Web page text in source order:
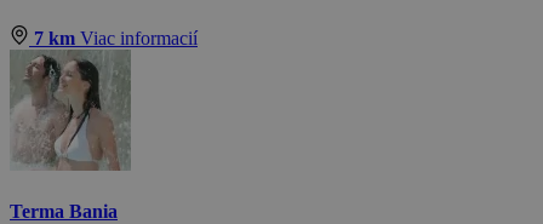
7 km Viac informacií
Terma Bania